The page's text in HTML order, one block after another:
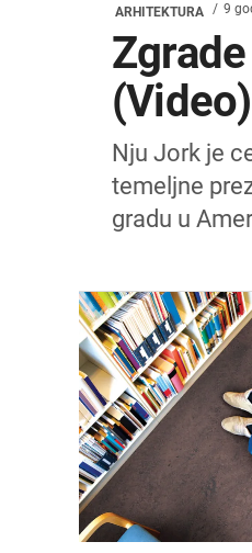
ARHITEKTURA 9
(Video)
Nju Jork je
temeljne
gradu u